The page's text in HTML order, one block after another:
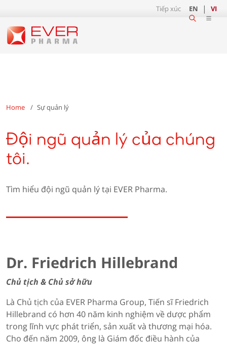
Tiếp xúc EN VI
Home Sự quản lý
Đội ngũ quản lý của chúng
tôi.
Tìm hiểu đội ngũ quản lý tại EVER Pharma.
Dr. Friedrich Hillebrand
Chủ tịch & Chủ sở hữu
Là Chủ tịch của EVER Pharma Group, Tiến sĩ Friedrich
Hillebrand có hơn 40 năm kinh nghiệm về dược phẩm
trong lĩnh vực phát triển, sản xuất và thương mại hóa.
Cho đến năm 2009, ông là Giám đốc điều hành của